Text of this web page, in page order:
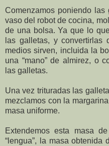
Comenzamos poniendo
vaso del robot de cocina,
de una bolsa. Ya que lo
las galletas, y
medios sirven, incluida la
una “mano” de almirez, o
las galletas.
Una vez trituradas las
mezclamos con la
masa uniforme.
Extendemos esta masa
“lengua”, la masa obtenida